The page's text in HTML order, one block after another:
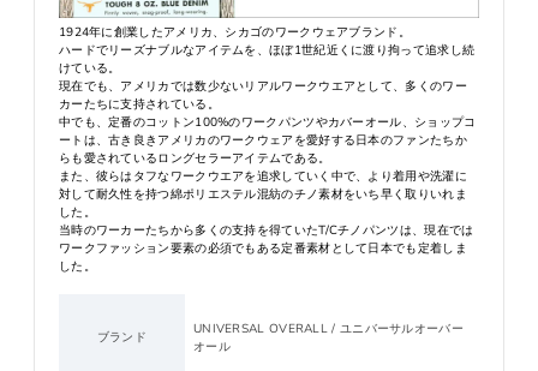
1924年に創業したアメリカ、シカゴのワークウェアブランド。
ハードでリーズナブルなアイテムを、ほぼ1世紀近くに渡り拘って追求し続
けている。
現在でも、アメリカでは数少ないリアルワークウエアとして、多くのワー
カーたちに支持されている。
中でも、定番のコットン100%のワークパンツやカバーオール、ショップコ
ートは、古き良きアメリカのワークウェアを愛好する日本のファンたちか
らも愛されているロングセラーアイテムである。
また、彼らはタフなワークウエアを追求していく中で、より着用や洗濯に
対して耐久性を持つ綿ポリエステル混紡のチノ素材をいち早く取りいれま
した。
当時のワーカーたちから多くの支持を得ていたT/Cチノパンツは、現在では
ワークファッション要素の必須でもある定番素材として日本でも定着しま
した。
ブランド
UNIVERSAL OVERALL / ユニバーサルオーバー
オール